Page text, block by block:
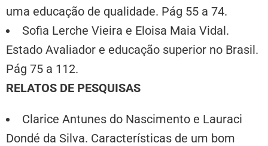
uma educação de qualidade. Pág 55 a 74.
Sofia Lerche Vieira e Eloisa Maia Vidal.
Estado Avaliador e educação superior no Brasil.
Pág 75 a 112.
RELATOS DE PESQUISAS
Clarice Antunes do Nascimento e Lauraci
Dondé da Silva. Características de um bom